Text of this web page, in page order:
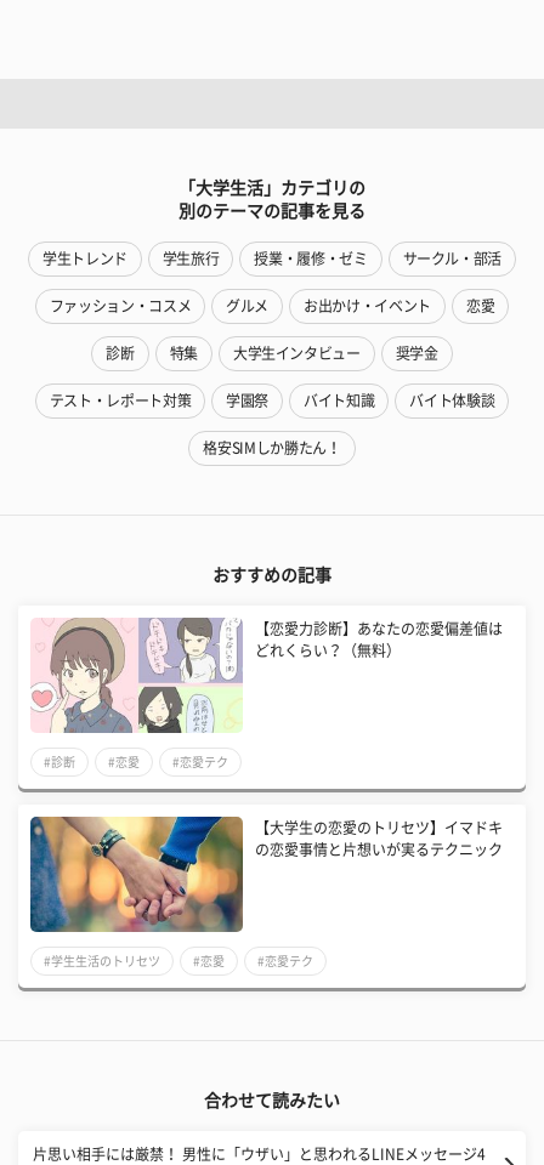
「大学生活」カテゴリの
別のテーマの記事を見る
学生トレンド 学生旅行 授業・履修・ゼミ サークル・部活
ファッション・コスメ グルメ お出かけ・イベント 恋愛
診断 特集 大学生インタビュー 奨学金
テスト・レポート対策 学園祭 バイト知識 バイト体験談
格安SIMしか勝たん！
おすすめの記事
【恋愛力診断】あなたの恋愛偏差値は
どれくらい？（無料）
#診断 #恋愛 #恋愛テク
【大学生の恋愛のトリセツ】イマドキ
の恋愛事情と片想いが実るテクニック
#学生生活のトリセツ #恋愛 #恋愛テク
合わせて読みたい
片思い相手には厳禁！ 男性に「ウザい」と思われるLINEメッセージ4